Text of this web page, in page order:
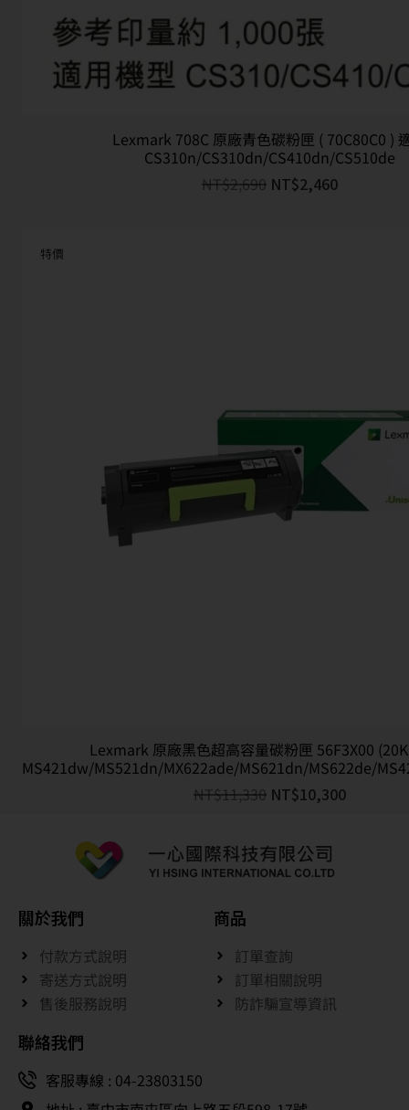
Lexmark 708C 原廠青色碳粉匣 ( 70C80C0 )
CS310n/CS310dn/CS410dn/CS510de
NT$2,690 NT$2,460
特價
Lexmark 原廠黑色超高容量碳粉匣 56F3X00
MS421dw/MS521dn/MX622ade/MS621dn/MS622de/
NT$11,330 NT$10,300
關於我們
付款方式說明
寄送方式說明
售後服務說明
商品
訂單查詢
訂單相關說明
防詐騙宣導資訊
聯絡我們
客服專線 : 04-23803150